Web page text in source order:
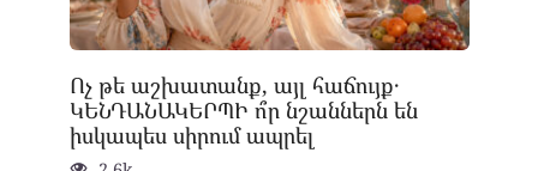
Ոչ թե աշխատանք, այլ հաճույք․
ԿԵՆԴԱՆԱԿԵՐՊԻ ո՞ր նշաններն են
իսկապես սիրում ապրել